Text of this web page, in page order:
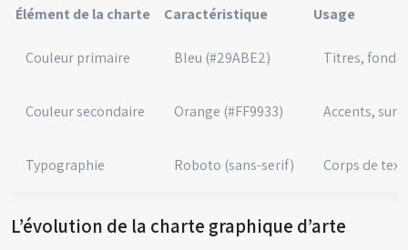
Élément de la charte Caractéristique Usage
Couleur primaire Bleu (#29ABE2) Titres,
Couleur secondaire Orange (#FF9933) Accents,
Typographie Roboto (sans-serif) Corps de
L’évolution de la charte graphique d’arte